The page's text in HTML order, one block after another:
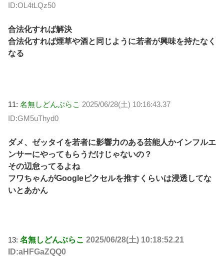
ID:OL4tLQz50
合法化すれば解決
合法化すれば煙草や酒と同じように若者が興味を持たなく
なる
11: 名無しどんぶらこ 2025/06/28(土) 10:16:43.37
ID:GM5uThyd0
ダメ、ゼッタイを若者に影響力のある芸能人かインフルエ
ンサーにやってもらうだけじゃないの？
その辺怠ってるよね
フワちゃんがGoogleピクセルを推すくらいは浸透してな
いとあかん
13: 名無しどんぶらこ 2025/06/28(土) 10:18:52.21
ID:aHFGaZQQ0